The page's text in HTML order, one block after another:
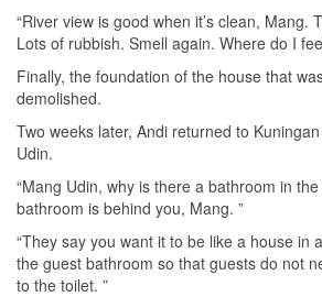
“River view is good when it’s clean, Mang.
Lots of rubbish. Smell again. Where do I
Finally, the foundation of the house that
demolished.
Two weeks later, Andi returned to
Udin.
“Mang Udin, why is there a bathroom in
bathroom is behind you, Mang. ”
“They say you want it to be like a house in
the guest bathroom so that guests do not
to the toilet. ”